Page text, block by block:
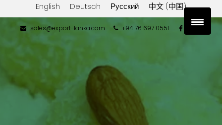
English Deutsch Русский 中文 (中国)
sales@export-lanka.com +94 76 697 0551